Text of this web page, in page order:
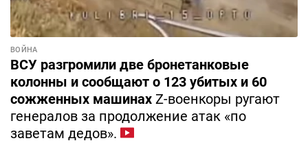
ВОЙНА
ВСУ разгромили две бронетанковые
колонны и сообщают о 123 убитых и 60
сожженных машинах Z-военкоры ругают
генералов за продолжение атак «по
заветам дедов».